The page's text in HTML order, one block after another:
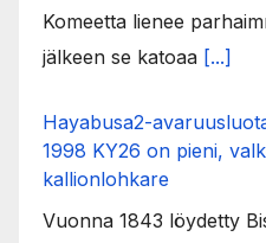
Komeetta lienee
jälkeen se katoaa [...]
Hayabusa2-
1998 KY26 on pieni,
kallionlohkare
Vuonna 1843 löydetty